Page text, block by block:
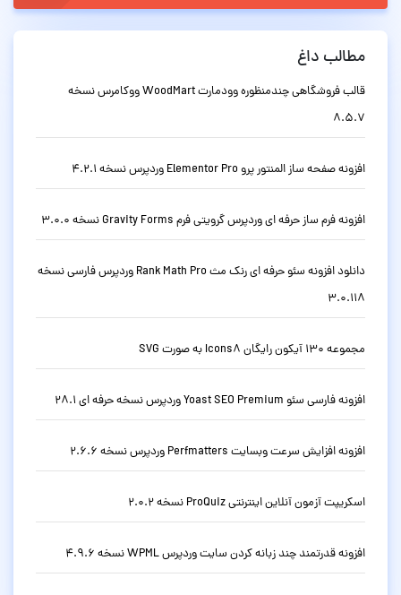
مطالب داغ
قالب فروشگاهی چندمنظوره وودمارت WoodMart ووکامرس نسخه
8.5.7
افزونه صفحه ساز المنتور پرو Elementor Pro وردپرس نسخه 4.2.1
افزونه فرم ساز حرفه ای وردپرس گرویتی فرم Gravity Forms نسخه 3.0.0
دانلود افزونه سئو حرفه ای رنک مث Rank Math Pro وردپرس فارسی نسخه
3.0.118
مجموعه 130 آیکون رایگان Icons8 به صورت SVG
افزونه فارسی سئو Yoast SEO Premium وردپرس نسخه حرفه ای 28.1
افزونه افزایش سرعت وبسایت Perfmatters وردپرس نسخه 2.6.6
اسکریپت آزمون آنلاین اینترنتی ProQuiz نسخه 2.0.2
افزونه قدرتمند چند زبانه کردن سایت وردپرس WPML نسخه 4.9.6